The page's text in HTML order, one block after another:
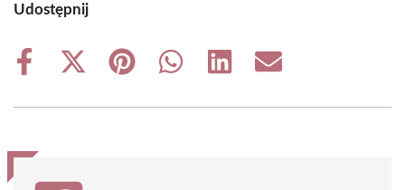
Udostępnij
Share
Share
(Twitter)
Share
Share
Share
Share